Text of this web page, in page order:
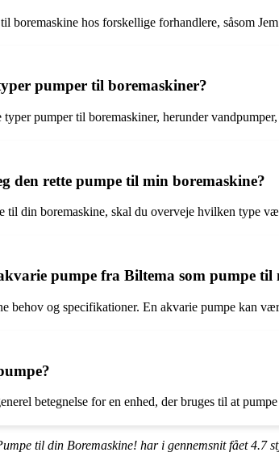
boremaskine hos forskellige forhandlere, såsom
pumper til boremaskiner?
pumper til boremaskiner, herunder
den rette pumpe til min boremaskine?
til din boremaskine, skal du overveje hvilken type
pumpe fra Biltema som pumpe til
behov og specifikationer. En akvarie pumpe kan
betegnelse for en enhed, der bruges til at
til din Boremaskine! har i gennemsnit fået4.7